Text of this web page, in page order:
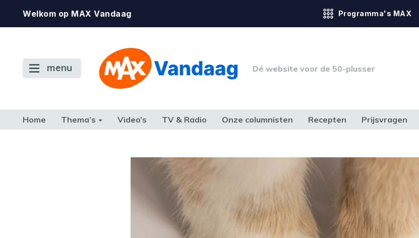
Welkom op MAX Vandaag Programma's MAX
menu Dé website voor de 50-plusser
Home Thema’s Video’s TV & Radio Onze columnisten Recepten Prijsvragen